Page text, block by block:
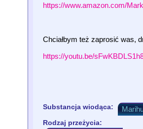
https://www.amazon.com/
Chciałbym też zaprosić was,
https://youtu.be/
Substancja wiodąca:
Rodzaj przeżycia: